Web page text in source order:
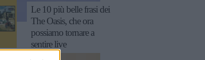
Le 10 più belle frasi dei
The Oasis, che ora
possiamo tornare a
sentire live